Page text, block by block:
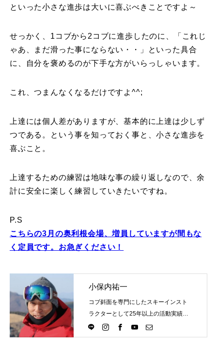
プレゼント付メルマガ
といった小さな進歩は大いに喜ぶべきことですよ～
せっかく、1コブから2コブに進歩したのに、「これじ
ゃあ、まだ滑った事にならない・・」といった具合
に、自分を褒めるのが下手な方がいらっしゃいます。
これ、つまんなくなるだけですよ^^;
上達には個人差がありますが、基本的に上達は少しず
つである。という事を知っておく事と、小さな進歩を
喜ぶこと。
上達するための練習は地味な事の繰り返しなので、余
計に安全に楽しく練習していきたいですね。
P.S
こちらの3月の奥利根会場、増員していますが間もな
く定員です。お急ぎください！
小保内祐一
コブ斜面を専門にしたスキーインスト
ラクターとして25年以上の活動実績。
Directlineスキースクール代表として、
スキーインストラクターが職業選択の